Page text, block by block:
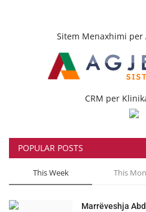
Sitem Menaxhimi per
CRM per
POPULAR POSTS
This Week This
Marrëveshja